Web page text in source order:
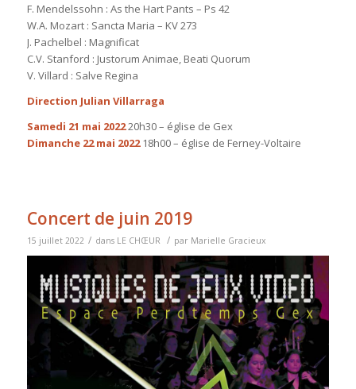
F. Mendelssohn : As the Hart Pants – Ps 42
W.A. Mozart : Sancta Maria – KV 273
J. Pachelbel : Magnificat
C.V. Stanford : Justorum Animae, Beati Quorum
V. Villard : Salve Regina
Direction Julian Villarraga
Samedi 21 mai 202220h30 – église de Gex
Dimanche 22 mai 202218h00 – église de Ferney-Voltaire
Concert de juin 2019
15 juillet 2022 / dans LE CHŒUR / par Marielle Gracieux